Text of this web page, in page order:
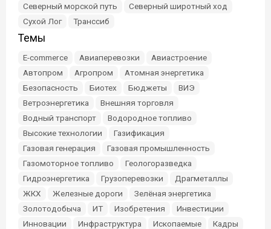
Северный морской путь
Северный широтный ход
Сухой Лог
Транссиб
Темы
E-commerce Авиаперевозки
Авиастроение
Автопром
Агропром
Атомная энергетика
Безопасность
Биотех Бюджеты
ВИЭ
Ветроэнергетика
Внешняя торговля
Водный транспорт
Водородное топливо
Высокие технологии
Газификация
Газовая генерация
Газовая промышленность
Газомоторное топливо
Геологоразведка
Гидроэнергетика
Грузоперевозки
Драгметаллы
ЖКХ
Железные дороги
Зелёная энергетика
Золотодобыча
ИТ Изобретения
Инвестиции
Инновации
Инфраструктура Ископаемые
Кадры